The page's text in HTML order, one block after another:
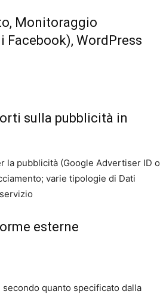
Monitoraggio
Facebook), WordPress
sulla pubblicità in
la pubblicità (Google Advertiser ID o
varie tipologie di Dati
esterne
quanto specificato dalla